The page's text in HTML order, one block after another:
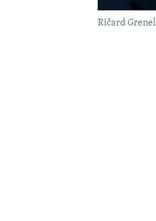
Ričard Grenel